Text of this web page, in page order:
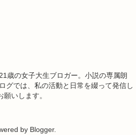
歳の女子大生ブロガー。小説の専属朗
グでは、私の活動と日常を綴って発信し
いします。
by Blogger.